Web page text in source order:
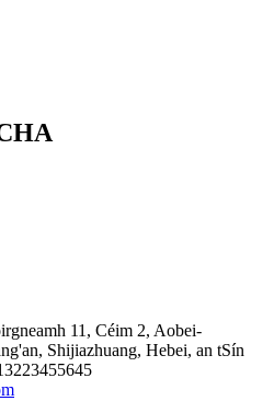
11, Céim 2, Aobei-
Shijiazhuang, Hebei, an tSín